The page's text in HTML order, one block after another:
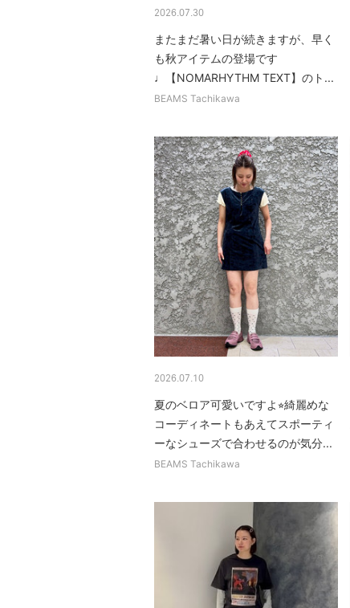
2026.07.30
またまだ暑い日が続きますが、早く
も秋アイテムの登場です
♩【NOMARHYTHM TEXT】のト...
BEAMS Tachikawa
2026.07.10
夏のベロア可愛いですよ⭐︎綺麗めな
コーディネートもあえてスポーティ
ーなシューズで合わせるのが気分...
BEAMS Tachikawa